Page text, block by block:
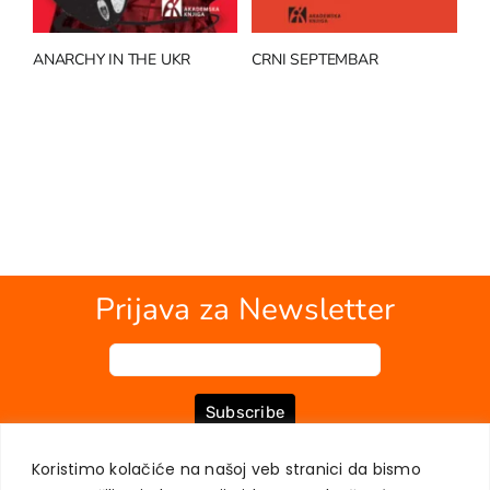
Koristimo kolačiće na našoj veb stranici da bismo
ANARCHY IN THE UKR CRNI SEPTEMBAR
Prijava za Newsletter
Subscribe